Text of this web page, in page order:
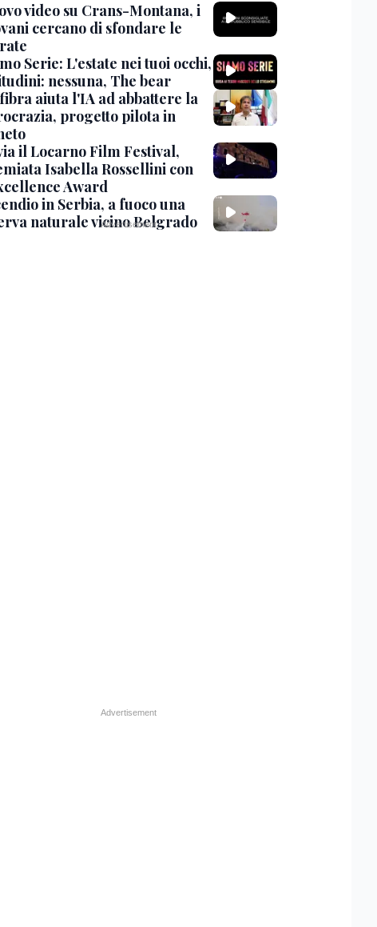
video su Crans-Montana, i
cercano di sfondare le
Serie: L'estate nei tuoi occhi,
nessuna, The bear
aiuta l'IA ad abbattere la
progetto pilota in
il Locarno Film Festival,
Isabella Rossellini con
Award
in Serbia, a fuoco una
naturale vicino Belgrado